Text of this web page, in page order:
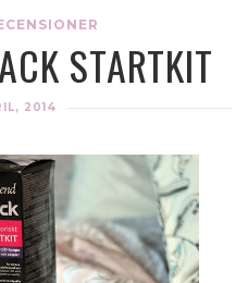
STARTKIT
2014